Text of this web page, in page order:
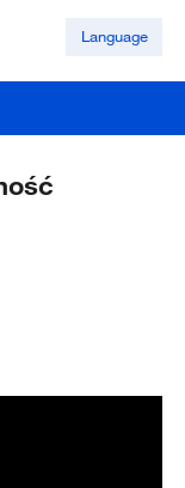
Language